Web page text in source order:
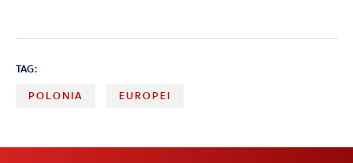
TAG:
POLONIA EUROPEI